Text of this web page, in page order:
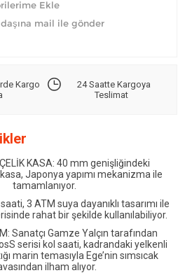
Kargo
24 Saatte Kargoya
Teslimat
KASA: 40 mm genişliğindeki
Japonya yapımı mekanizma ile
tamamlanıyor.
3 ATM suya dayanıklı tasarımı ile
rahat bir şekilde kullanılabiliyor.
Sanatçı Gamze Yalçın tarafından
serisi kol saati, kadrandaki yelkenli
marin temasıyla Ege’nin sımsıcak
ilham alıyor.